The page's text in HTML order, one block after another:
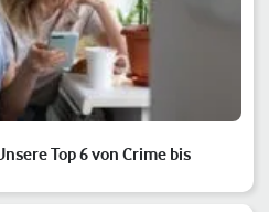
Top 6 von Crime bis